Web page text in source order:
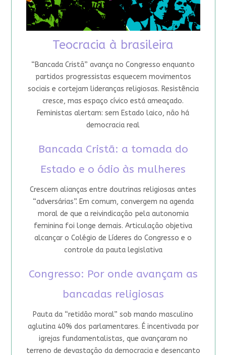
Teocracia à brasileira
“Bancada Cristã” avança no Congresso enquanto
partidos progressistas esquecem movimentos
sociais e cortejam lideranças religiosas. Resistência
cresce, mas espaço cívico está ameaçado.
Feministas alertam: sem Estado laico, não há
democracia real
Bancada Cristã: a tomada do
Estado e o ódio às mulheres
Crescem alianças entre doutrinas religiosas antes
“adversárias”. Em comum, convergem na agenda
moral de que a reivindicação pela autonomia
feminina foi longe demais. Articulação objetiva
alcançar o Colégio de Líderes do Congresso e o
controle da pauta legislativa
Congresso: Por onde avançam as
bancadas religiosas
Pauta da “retidão moral” sob mando masculino
aglutina 40% dos parlamentares. É incentivada por
igrejas fundamentalistas, que avançaram no
terreno de devastação da democracia e desencanto